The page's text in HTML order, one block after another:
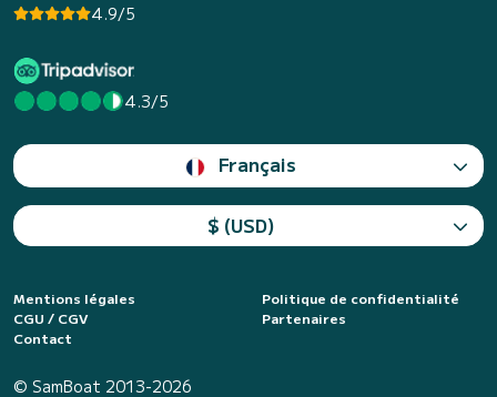
4.9/5
4.3/5
Français
$ (USD)
Mentions légales
Politique de confidentialité
CGU / CGV
Partenaires
Contact
© SamBoat 2013-2026